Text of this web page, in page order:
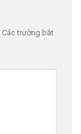
Các trường bắt